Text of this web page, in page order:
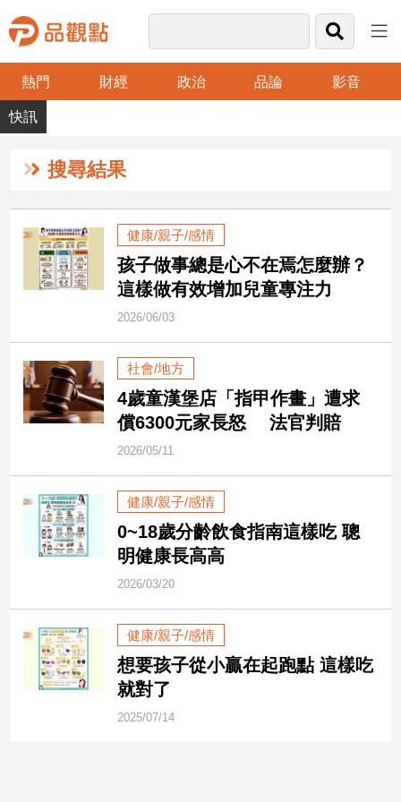
熱門 財經 政治 品論 影音
品
觀
財
台
灣
財
經
經/
股
市
產
品
政
治
政
治
搜尋結果
健康/親子/感情
孩子做事總是心不在焉怎麼辦？
這樣做有效增加兒童專注力
2026/06/03
社會/地方
4歲童漢堡店「指甲作畫」遭求
償6300元家長怒 法官判賠
2026/05/11
健康/親子/感情
0~18歲分齡飲食指南這樣吃 聰
明健康長高高
2026/03/20
健康/親子/感情
想要孩子從小贏在起跑點 這樣吃
就對了
2025/07/14